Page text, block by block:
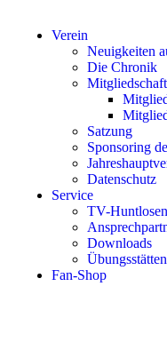
Verein
Neuigkeiten
Die Chronik
Mitgliedschaft
Satzung
Sponsoring
Datenschutz
Service
TV-
Downloads
Übungsstätten
Fan-Shop